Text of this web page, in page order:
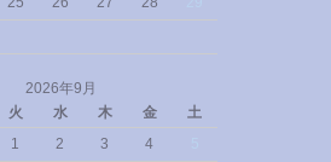
2026年9月
火 水 木 金
土
1
2 3 4